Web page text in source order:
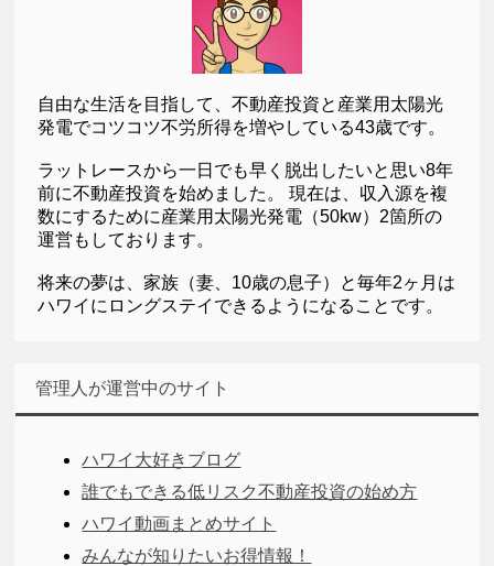
自由な生活を目指して、不動産投資と産業用太陽光
発電でコツコツ不労所得を増やしている43歳です。
ラットレースから一日でも早く脱出したいと思い8年
前に不動産投資を始めました。 現在は、収入源を複
数にするために産業用太陽光発電（50kw）2箇所の
運営もしております。
将来の夢は、家族（妻、10歳の息子）と毎年2ヶ月は
ハワイにロングステイできるようになることです。
管理人が運営中のサイト
ハワイ大好きブログ
誰でもできる低リスク不動産投資の始め方
ハワイ動画まとめサイト
みんなが知りたいお得情報！